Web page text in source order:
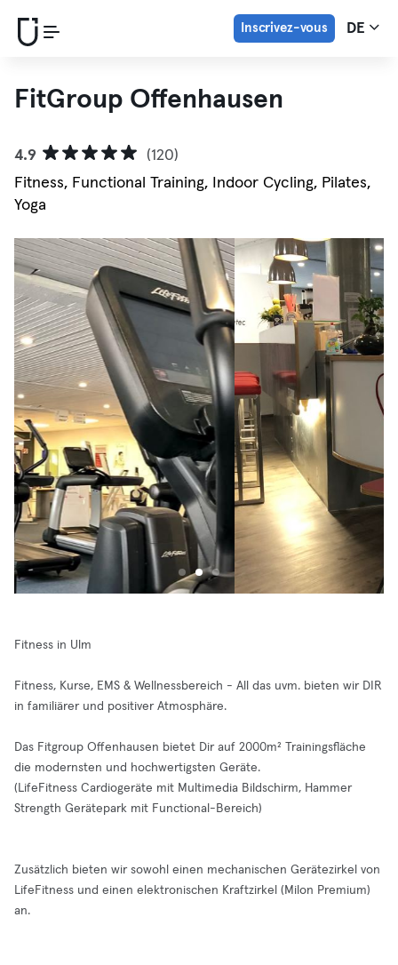
Inscrivez-vous DE
FitGroup Offenhausen
4.9
(120)
Fitness, Functional Training, Indoor Cycling, Pilates,
Yoga
Fitness in Ulm
Fitness, Kurse, EMS & Wellnessbereich - All das uvm. bieten wir DIR
in familiärer und positiver Atmosphäre.
Das Fitgroup Offenhausen bietet Dir auf 2000m² Trainingsfläche
die modernsten und hochwertigsten Geräte.
(LifeFitness Cardiogeräte mit Multimedia Bildschirm, Hammer
Strength Gerätepark mit Functional-Bereich)
Zusätzlich bieten wir sowohl einen mechanischen Gerätezirkel von
LifeFitness und einen elektronischen Kraftzirkel (Milon Premium)
an.